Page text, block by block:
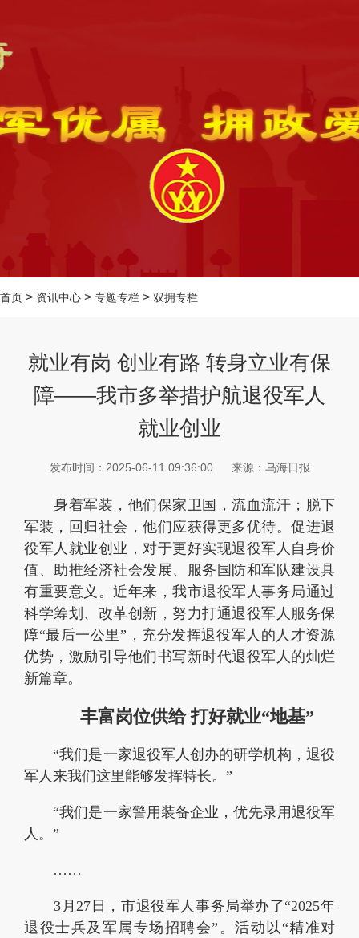
首页 > 资讯中心 > 专题专栏 > 双拥专栏
就业有岗 创业有路 转身立业有保
障——我市多举措护航退役军人
就业创业
发布时间：2025-06-11 09:36:00 来源：乌海日报
身着军装，他们保家卫国，流血流汗；脱下
军装，回归社会，他们应获得更多优待。促进退
役军人就业创业，对于更好实现退役军人自身价
值、助推经济社会发展、服务国防和军队建设具
有重要意义。近年来，我市退役军人事务局通过
科学筹划、改革创新，努力打通退役军人服务保
障“最后一公里”，充分发挥退役军人的人才资源
优势，激励引导他们书写新时代退役军人的灿烂
新篇章。
丰富岗位供给打好就业“地基”
“我们是一家退役军人创办的研学机构，退役
军人来我们这里能够发挥特长。”
“我们是一家警用装备企业，优先录用退役军
人。”
……
3月27日，市退役军人事务局举办了“2025年
退役士兵及军属专场招聘会”。活动以“精准对